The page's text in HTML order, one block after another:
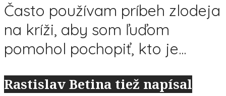
Často používam príbeh zlodeja
na kríži, aby som ľuďom
pomohol pochopiť, kto je...
Rastislav Betina tiež napísal